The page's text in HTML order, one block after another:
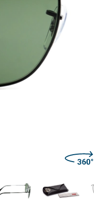
51 mm
Linsbredd